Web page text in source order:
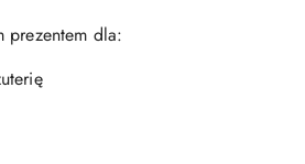
prezentem dla: